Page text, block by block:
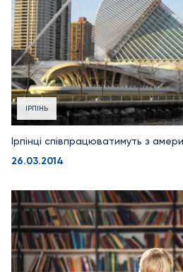
ІРПІНЬ
Ірпінці співпрацюватимуть з
26.03.2014